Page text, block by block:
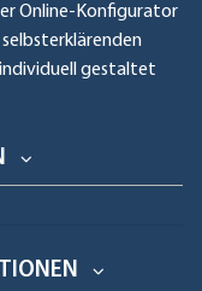
Online-Konfigurator
gestaltet